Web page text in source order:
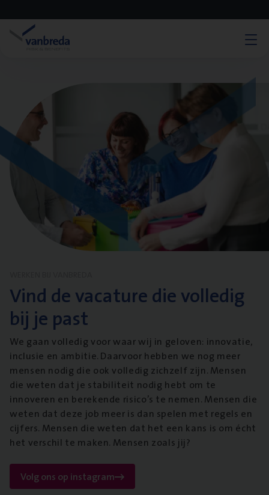
Vind de vacature die volledig
bij je past
We gaan volledig voor waar wij in geloven: innovatie,
inclusie en ambitie. Daarvoor hebben we nog meer
mensen nodig die ook volledig zichzelf zijn. Mensen
die weten dat je stabiliteit nodig hebt om te
innoveren en berekende risico’s te nemen. Mensen die
weten dat deze job meer is dan spelen met regels en
cijfers. Mensen die weten dat het een kans is om écht
het verschil te maken. Mensen zoals jij?
Volg ons op instagram